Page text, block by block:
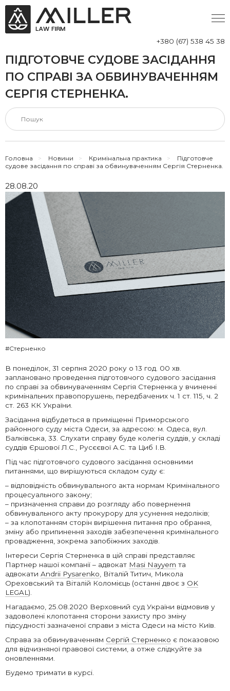
+380 (67) 538 45 38
ПІДГОТОВЧЕ СУДОВЕ ЗАСІДАННЯ
ПО СПРАВІ ЗА ОБВИНУВАЧЕННЯМ
СЕРГІЯ СТЕРНЕНКА.
Головна > Новини > Кримінальна практика >
Підготовче
судове засідання по справі за обвинуваченням Сергія Стерненка.
28.08.20
#Стерненко
В понеділок, 31 серпня 2020 року о 13 год. 00 хв.
заплановано проведення підготовчого судового засідання
по справі за обвинуваченням Сергія Стерненка у вчиненні
кримінальних правопорушень, передбачених ч. 1 ст. 115, ч. 2
ст. 263 КК України.
Засідання відбудеться в приміщенні Приморського
районного суду міста Одеси, за адресою: м. Одеса, вул.
Балківська, 33. Слухати справу буде колегія суддів, у складі
суддів Єршової Л.С., Русєєвої А.С. та Циб І.В.
Під час підготовчого судового засідання основними
питаннями, що вирішуються складом суду є:
– відповідність обвинувального акта нормам Кримінального
процесуального закону;
– призначення справи до розгляду або повернення
обвинувального акту прокурору для усунення недоліків;
– за клопотанням сторін вирішення питання про обрання,
зміну або припинення заходів забезпечення кримінального
провадження, зокрема запобіжних заходів.
Інтереси Сергія Стерненка в цій справі представляє
Партнер нашої компанії – адвокат Masi Nayyem та
адвокати Andrii Pysarenko, Віталій Титич, Микола
Ореховський та Віталій Коломієць (останні двоє з OK
LEGAL).
Нагадаємо, 25.08.2020 Верховний суд України відмовив у
задоволені клопотання сторони захисту про зміну
підсудності зазначеної справи з міста Одеси на місто Київ.
Справа за обвинуваченням Сергій Стерненко є показовою
для відчизняної правової системи, а отже слідкуйте за
оновленнями.
Будемо тримати в курсі.